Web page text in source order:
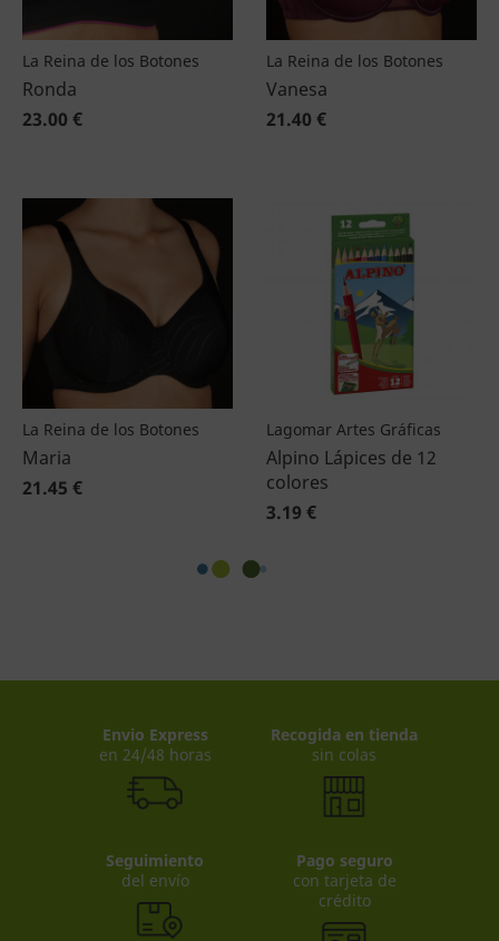
La Reina de los Botones
Ronda
23.00 €
La Reina de los Botones
Vanesa
21.40 €
La Reina de los Botones
Maria
21.45 €
Lagomar Artes Gráficas
Alpino Lápices de 12
colores
3.19 €
Envio Express
en 24/48 horas
Recogida en tienda
sin colas
Seguimiento
del envío
Pago seguro
con tarjeta de
crédito